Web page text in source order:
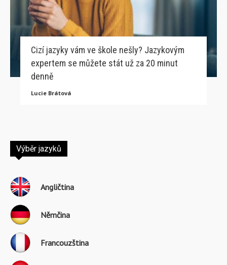
Cizí jazyky vám ve škole nešly? Jazykovým
expertem se můžete stát už za 20 minut
denně
Lucie Brátová
Výběr jazyků
Angličtina
Němčina
Francouzština